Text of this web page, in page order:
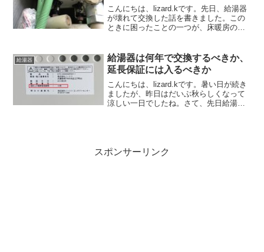
こんにちは、lizard.kです。先日、給湯器
が壊れて交換した話を書きました。この
ときに困ったことの一つが、床暖房の系
が3Hで終わるものと6Hで終わるものがあ
り、最初は...
給湯器
給湯器は何年で交換するべきか、
延長保証には入るべきか
こんにちは、lizard.kです。暑い日が続き
ましたが、昨日はだいぶ秋らしくなって
涼しい一日でしたね。さて、先日給湯器
スポンサーリンク